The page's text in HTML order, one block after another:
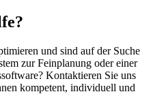
und sind auf der Suche
zur Feinplanung oder einer
Kontaktieren Sie uns
kompetent, individuell und